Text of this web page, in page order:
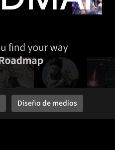
Diseño de medios